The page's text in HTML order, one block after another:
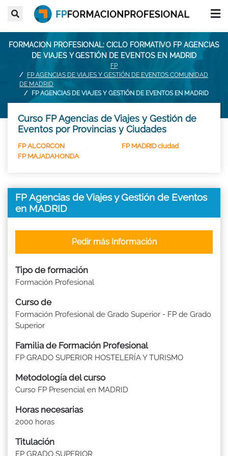
FORMACION PROFESIONAL: CICLO FORMATIVO FP AGENCIAS
DE VIAJES Y GESTIÓN DE EVENTOS EN MADRID
FP
FP AGENCIAS DE VIAJES Y GESTIÓN DE EVENTOS COMUNIDAD
DE MADRID
FP AGENCIAS DE VIAJES Y GESTIÓN DE EVENTOS EN MADRID
Curso FP Agencias de Viajes y Gestión de
Eventos por Provincias y Ciudades
FP ALCORCON
FP MADRID ciudad
FP MAJADAHONDA
FP Agencias de Viajes y Gestión de Eventos
en MADRID
Tipo de formación
Formación Profesional
Curso de
Formación Profesional de Grado Superior - FP de Grado
Superior
Familia de Formación Profesional
FP GRADO SUPERIOR HOSTELERÍA Y TURISMO
Metodología del curso
Curso FP Presencial en MADRID
Horas necesarias
2000 horas
Titulación
FP GRADO SUPERIOR
Pedir más Información